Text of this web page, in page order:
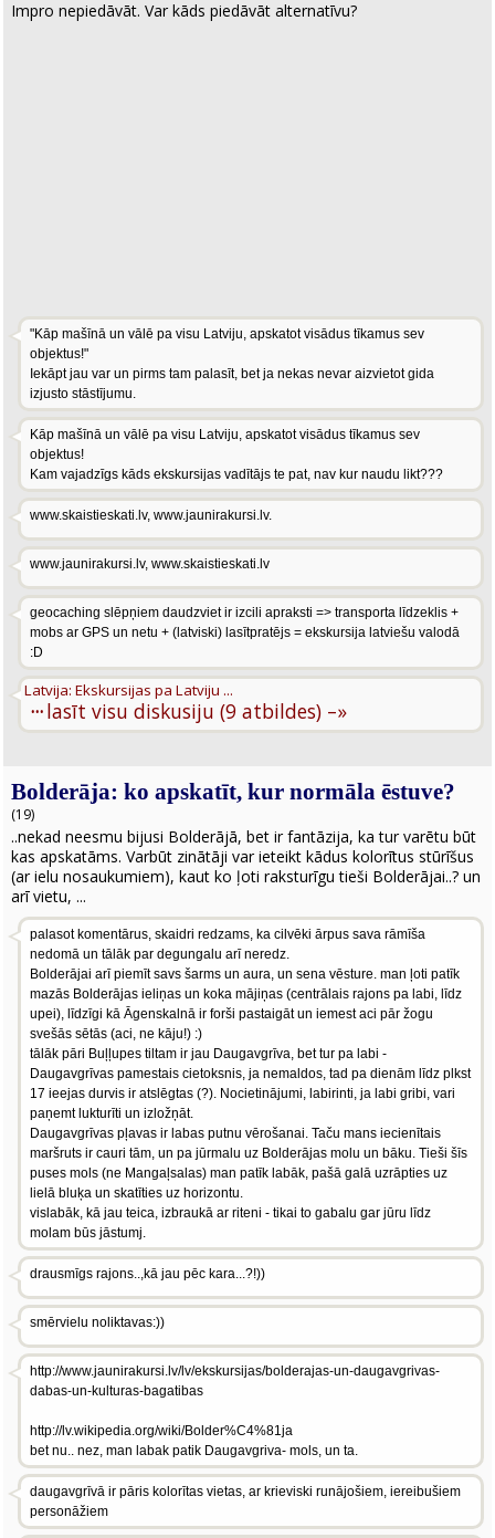
Impro nepiedāvāt. Var kāds piedāvāt alternatīvu?
"Kāp mašīnā un vālē pa visu Latviju, apskatot visādus tīkamus sev
objektus!"
Iekāpt jau var un pirms tam palasīt, bet ja nekas nevar aizvietot gida
izjusto stāstījumu.
Kāp mašīnā un vālē pa visu Latviju, apskatot visādus tīkamus sev
objektus!
Kam vajadzīgs kāds ekskursijas vadītājs te pat, nav kur naudu likt???
www.skaistieskati.lv, www.jaunirakursi.lv.
www.jaunirakursi.lv, www.skaistieskati.lv
geocaching slēpņiem daudzviet ir izcili apraksti => transporta līdzeklis +
mobs ar GPS un netu + (latviski) lasītpratējs = ekskursija latviešu valodā
:D
···
Latvija: Ekskursijas pa Latviju ...
lasīt visu diskusiju (9 atbildes) –»
Bolderāja: ko apskatīt, kur normāla ēstuve?
(19)
..nekad neesmu bijusi Bolderājā, bet ir fantāzija, ka tur varētu būt
kas apskatāms. Varbūt zinātāji var ieteikt kādus kolorītus stūrīšus
(ar ielu nosaukumiem), kaut ko ļoti raksturīgu tieši Bolderājai..? un
arī vietu, ...
palasot komentārus, skaidri redzams, ka cilvēki ārpus sava rāmīša
nedomā un tālāk par degungalu arī neredz.
Bolderājai arī piemīt savs šarms un aura, un sena vēsture. man ļoti patīk
mazās Bolderājas ieliņas un koka mājiņas (centrālais rajons pa labi, līdz
upei), līdzīgi kā Āgenskalnā ir forši pastaigāt un iemest aci pār žogu
svešās sētās (aci, ne kāju!) :)
tālāk pāri Buļļupes tiltam ir jau Daugavgrīva, bet tur pa labi -
Daugavgrīvas pamestais cietoksnis, ja nemaldos, tad pa dienām līdz plkst
17 ieejas durvis ir atslēgtas (?). Nocietinājumi, labirinti, ja labi gribi, vari
paņemt lukturīti un izložņāt.
Daugavgrīvas pļavas ir labas putnu vērošanai. Taču mans iecienītais
maršruts ir cauri tām, un pa jūrmalu uz Bolderājas molu un bāku. Tieši šīs
puses mols (ne Mangaļsalas) man patīk labāk, pašā galā uzrāpties uz
lielā bluķa un skatīties uz horizontu.
vislabāk, kā jau teica, izbraukā ar riteni - tikai to gabalu gar jūru līdz
molam būs jāstumj.
drausmīgs rajons..,kā jau pēc kara...?!))
smērvielu noliktavas:))
http://www.jaunirakursi.lv/lv/ekskursijas/bolderajas-un-daugavgrivas-
dabas-un-kulturas-bagatibas
http://lv.wikipedia.org/wiki/Bolder%C4%81ja
bet nu.. nez, man labak patik Daugavgriva- mols, un ta.
daugavgrīvā ir pāris kolorītas vietas, ar krieviski runājošiem, iereibušiem
personāžiem